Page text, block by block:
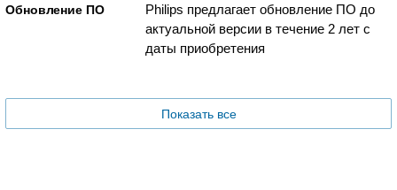
Обновление ПО
Philips предлагает обновление ПО до
актуальной версии в течение 2 лет с
даты приобретения
Показать все